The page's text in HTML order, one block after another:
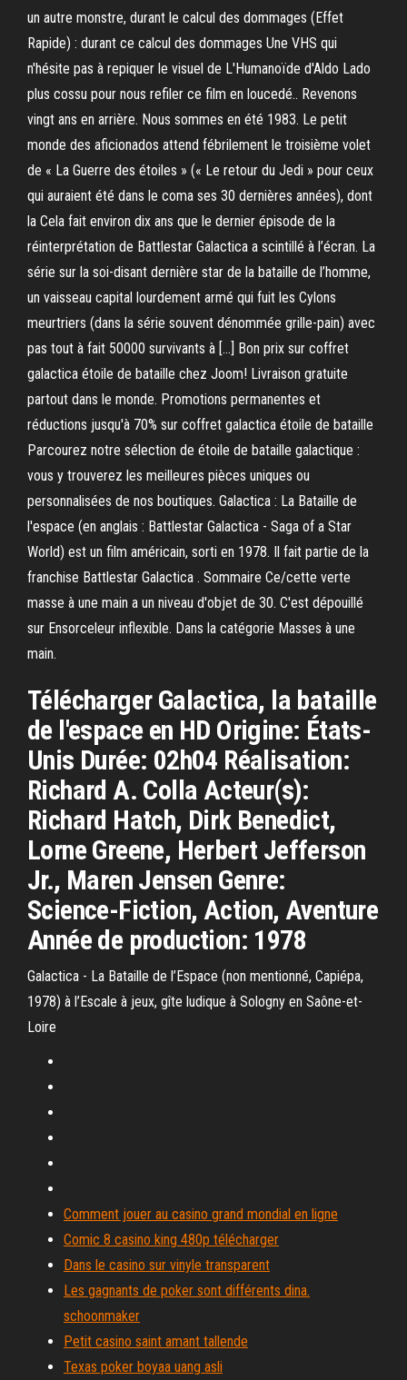
un autre monstre, durant le calcul des dommages (Effet
Rapide) : durant ce calcul des dommages Une VHS qui
n'hésite pas à repiquer le visuel de L'Humanoïde d'Aldo Lado
plus cossu pour nous refiler ce film en loucedé.. Revenons
vingt ans en arrière. Nous sommes en été 1983. Le petit
monde des aficionados attend fébrilement le troisième volet
de « La Guerre des étoiles » (« Le retour du Jedi » pour ceux
qui auraient été dans le coma ses 30 dernières années), dont
la Cela fait environ dix ans que le dernier épisode de la
réinterprétation de Battlestar Galactica a scintillé à l’écran. La
série sur la soi-disant dernière star de la bataille de l’homme,
un vaisseau capital lourdement armé qui fuit les Cylons
meurtriers (dans la série souvent dénommée grille-pain) avec
pas tout à fait 50000 survivants à […] ️Bon prix sur coffret
galactica étoile de bataille chez Joom! ️Livraison gratuite
partout dans le monde. ️Promotions permanentes et
réductions jusqu'à 70% sur coffret galactica étoile de bataille
Parcourez notre sélection de étoile de bataille galactique :
vous y trouverez les meilleures pièces uniques ou
personnalisées de nos boutiques. Galactica : La Bataille de
l'espace (en anglais : Battlestar Galactica - Saga of a Star
World) est un film américain, sorti en 1978. Il fait partie de la
franchise Battlestar Galactica . Sommaire Ce/cette verte
masse à une main a un niveau d'objet de 30. C'est dépouillé
sur Ensorceleur inflexible. Dans la catégorie Masses à une
main.
Télécharger Galactica, la bataille
de l'espace en HD Origine: États-
Unis Durée: 02h04 Réalisation:
Richard A. Colla Acteur(s):
Richard Hatch, Dirk Benedict,
Lorne Greene, Herbert Jefferson
Jr., Maren Jensen Genre:
Science-Fiction, Action, Aventure
Année de production: 1978
Galactica - La Bataille de l’Espace (non mentionné, Capiépa,
1978) à l’Escale à jeux, gîte ludique à Sologny en Saône-et-
Loire
Comment jouer au casino grand mondial en ligne
Comic 8 casino king 480p télécharger
Dans le casino sur vinyle transparent
Les gagnants de poker sont différents dina.
schoonmaker
Petit casino saint amant tallende
Texas poker boyaa uang asli